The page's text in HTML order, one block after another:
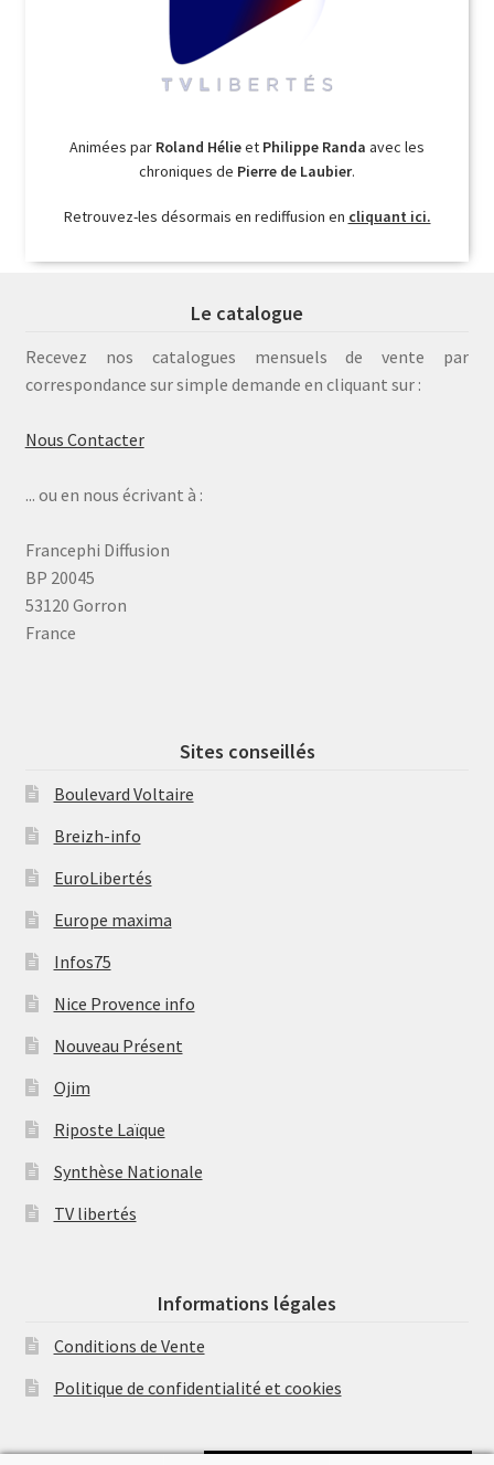
Animées par Roland Hélieet Philippe Randa avec les
chroniques de Pierre de Laubier.
Retrouvez-les désormais en rediffusion en cliquant ici.
Le catalogue
Recevez nos catalogues mensuels de vente par
correspondance sur simple demande en cliquant sur :
Nous Contacter
... ou en nous écrivant à :
Francephi Diffusion
BP 20045
53120 Gorron
France
Sites conseillés
Boulevard Voltaire
Breizh-info
EuroLibertés
Europe maxima
Infos75
Nice Provence info
Nouveau Présent
Ojim
Riposte Laïque
Synthèse Nationale
TV libertés
Informations légales
Conditions de Vente
Politique de confidentialité et cookies